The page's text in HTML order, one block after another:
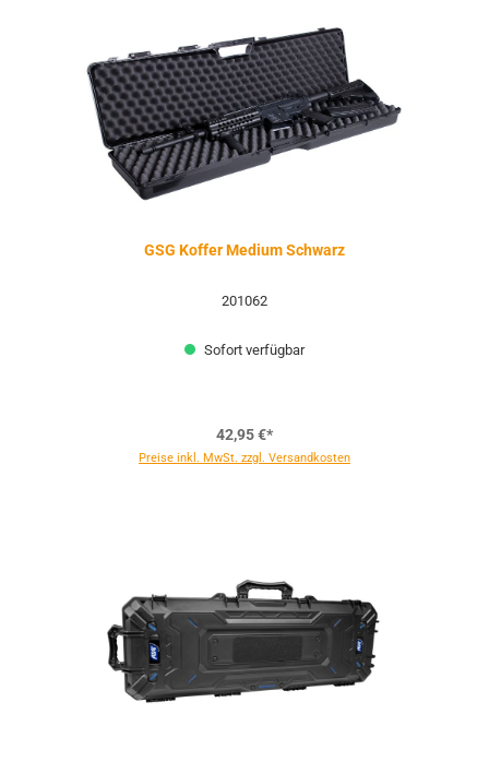
GSG Koffer Medium Schwarz
201062
Sofort verfügbar
42,95 €*
Preise inkl. MwSt. zzgl. Versandkosten